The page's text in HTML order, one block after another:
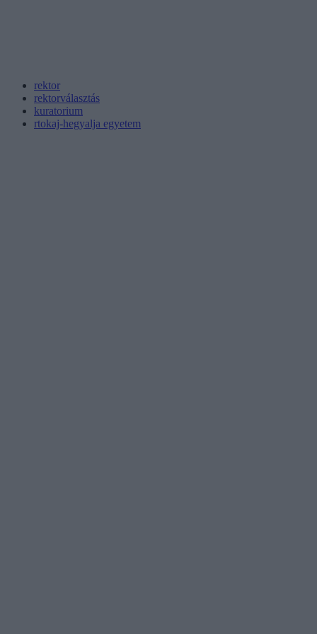
rektor
rektorválasztás
kuratorium
rtokaj-hegyalja egyetem